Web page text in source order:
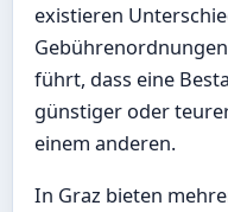
existieren
führt, dass eine
günstiger oder
einem anderen.
In Graz bieten